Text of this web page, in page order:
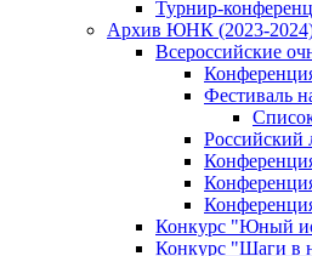
Турнир-
Архив ЮНК (2023-
Всероссийские
Фестиваль
Российский
Конкурс "Юный
Конкурс "Шаги в